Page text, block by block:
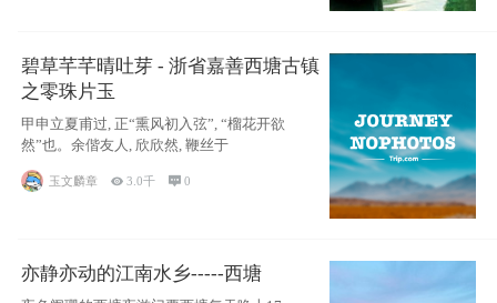
碧草芊芊晴吐芽 - 浙省嘉善西塘古镇
之零珠片玉
甲申立夏甫过, 正“熏风初入弦”, “榴花开欲
然”也。余偕友人, 欣欣然, 鞭丝于
玉文麟章  3.0千 0
亦静亦动的江南水乡-----西塘